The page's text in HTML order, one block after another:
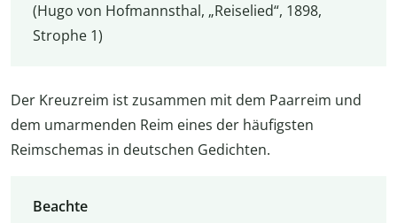
(Hugo von Hofmannsthal, „Reiselied“, 1898,
Strophe 1)
Der Kreuzreim ist zusammen mit dem Paarreim und
dem umarmenden Reim eines der häufigsten
Reimschemas in deutschen Gedichten.
Beachte